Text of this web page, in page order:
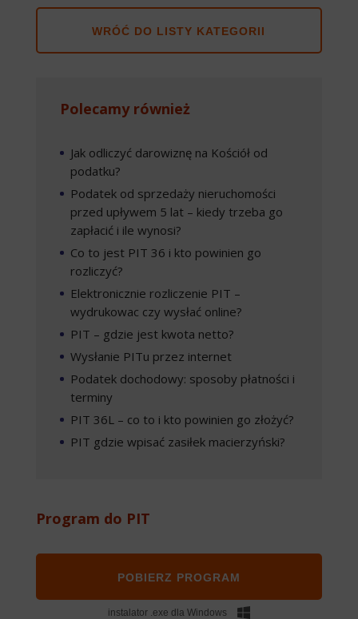
WRÓĆ DO LISTY KATEGORII
Polecamy również
Jak odliczyć darowiznę na Kościół od
podatku?
Podatek od sprzedaży nieruchomości
przed upływem 5 lat – kiedy trzeba go
zapłacić i ile wynosi?
Co to jest PIT 36 i kto powinien go
rozliczyć?
Elektronicznie rozliczenie PIT –
wydrukowac czy wysłać online?
PIT – gdzie jest kwota netto?
Wysłanie PITu przez internet
Podatek dochodowy: sposoby płatności i
terminy
PIT 36L – co to i kto powinien go złożyć?
PIT gdzie wpisać zasiłek macierzyński?
Program do PIT
POBIERZ PROGRAM
instalator .exe dla Windows